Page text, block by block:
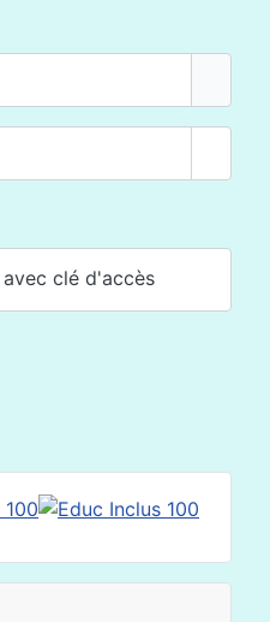
clé d'accès